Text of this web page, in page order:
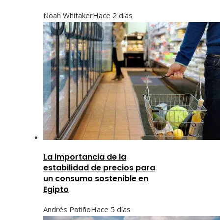
Noah WhitakerHace 2 días
La importancia de la
estabilidad de precios para
un consumo sostenible en
Egipto
Andrés PatiñoHace 5 días